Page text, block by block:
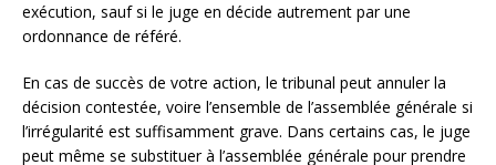
exécution, sauf si le juge en décide autrement par une
ordonnance de référé.
En cas de succès de votre action, le tribunal peut annuler la
décision contestée, voire l’ensemble de l’assemblée générale si
l’irrégularité est suffisamment grave. Dans certains cas, le juge
peut même se substituer à l’assemblée générale pour prendre